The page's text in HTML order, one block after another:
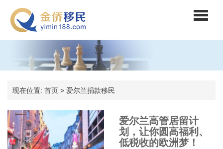
现在位置: 首页 > 爱尔兰捐款移民
爱尔兰高管居留计
划，让你圆高福利、
低税收的欧洲梦！